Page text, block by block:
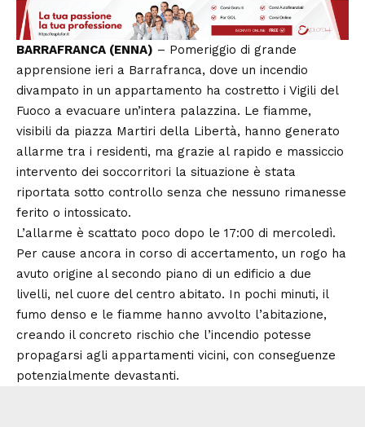
BARRAFRANCA (ENNA) – Pomeriggio di grande
apprensione ieri a Barrafranca, dove un incendio
divampato in un appartamento ha costretto i Vigili del
Fuoco a evacuare un’intera palazzina. Le fiamme,
visibili da piazza Martiri della Libertà, hanno generato
allarme tra i residenti, ma grazie al rapido e massiccio
intervento dei soccorritori la situazione è stata
riportata sotto controllo senza che nessuno rimanesse
ferito o intossicato.
L’allarme è scattato poco dopo le 17:00 di mercoledì.
Per cause ancora in corso di accertamento, un rogo ha
avuto origine al secondo piano di un edificio a due
livelli, nel cuore del centro abitato. In pochi minuti, il
fumo denso e le fiamme hanno avvolto l’abitazione,
creando il concreto rischio che l’incendio potesse
propagarsi agli appartamenti vicini, con conseguenze
potenzialmente devastanti.